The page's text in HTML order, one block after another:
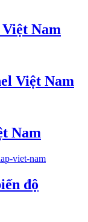
Nam
Việt Nam
Nam
độ